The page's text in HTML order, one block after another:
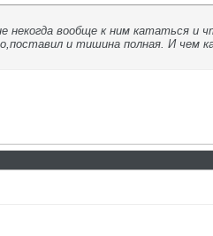
вообще к ним кататься и
и тишина полная. И чем